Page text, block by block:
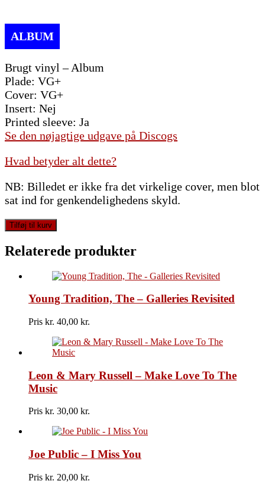
Brugt vinyl – Album
Plade: VG+
Cover: VG+
Insert: Nej
Printed sleeve: Ja
Se den nøjagtige udgave på Discogs
Hvad betyder alt dette?
NB: Billedet er ikke fra det virkelige cover, men blot
sat ind for genkendelighedens skyld.
Geoff
Downes
-
The
Program
Tilføj til kurv
Relaterede produkter
Young Tradition, The – Galleries Revisited
Pris kr. 40,00
Leon & Mary Russell – Make Love To The
Music
Pris kr. 30,00
Joe Public – I Miss You
Pris kr. 20,00